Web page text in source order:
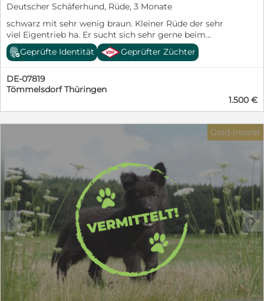
Deutscher Schäferhund, Rüde, 3 Monate
schwarz mit sehr wenig braun. Kleiner Rüde der sehr
viel Eigentrieb ha. Er sucht sich sehr gerne beim
Spaziergang etwas zum Tragen, die fällt sehr auf. Zu
seinen Geschwistern zeigt er sich recht dominant. Sehr
gutes Spielverhalten und absolute Trittsicherheit,
unbefangen, freundlich und offen.
Geprüfte Identität Geprüfter Züchter
DE-07819
Tömmelsdorf Thüringen
1.500 €
c d
Gold-Inserat